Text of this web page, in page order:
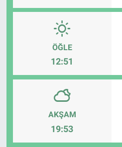
ÖĞLE
12:51
AKŞAM
19:53